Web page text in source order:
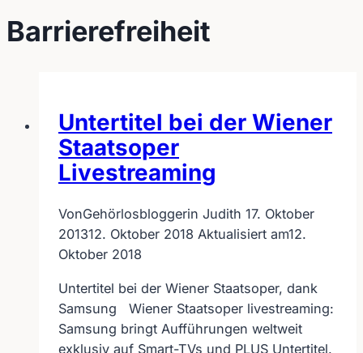
Barrierefreiheit
Untertitel bei der Wiener
Staatsoper
Livestreaming
VonGehörlosbloggerin Judith 17. Oktober
201312. Oktober 2018 Aktualisiert am12.
Oktober 2018
Untertitel bei der Wiener Staatsoper, dank
Samsung Wiener Staatsoper livestreaming:
Samsung bringt Aufführungen weltweit
exklusiv auf Smart-TVs und PLUS Untertitel.